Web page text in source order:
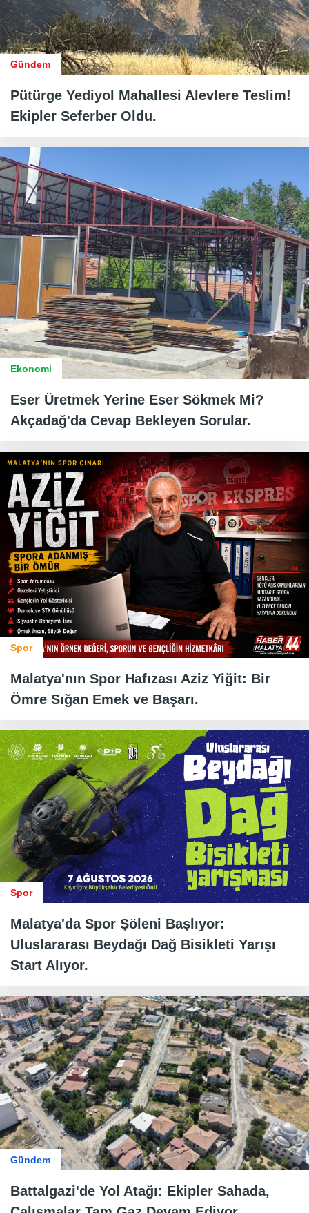
Gündem
Pütürge Yediyol Mahallesi Alevlere Teslim!
Ekipler Seferber Oldu.
Ekonomi
Eser Üretmek Yerine Eser Sökmek Mi?
Akçadağ'da Cevap Bekleyen Sorular.
Spor
Malatya'nın Spor Hafızası Aziz Yiğit: Bir
Ömre Sığan Emek ve Başarı.
Spor
Malatya'da Spor Şöleni Başlıyor:
Uluslararası Beydağı Dağ Bisikleti Yarışı
Start Alıyor.
Gündem
Battalgazi'de Yol Atağı: Ekipler Sahada,